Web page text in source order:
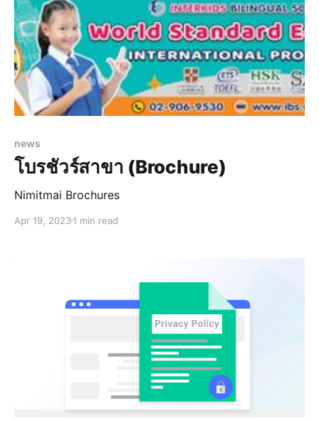
news
โบรชัวร์สาขา (Brochure)
Nimitmai Brochures
Apr 19, 20231 min read